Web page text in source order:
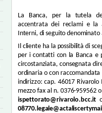
La Banca, per la tutela
accentrata dei reclami e la
Interni, di seguito
Il cliente ha la possibilità di
per i contatti con la Banca e
circostanziata, consegnata
ordinaria o con raccomandata
indirizzo: cap. 46017
mezzo fax al n. 0376-959562
ispettorato@rivarolo.bcc.it